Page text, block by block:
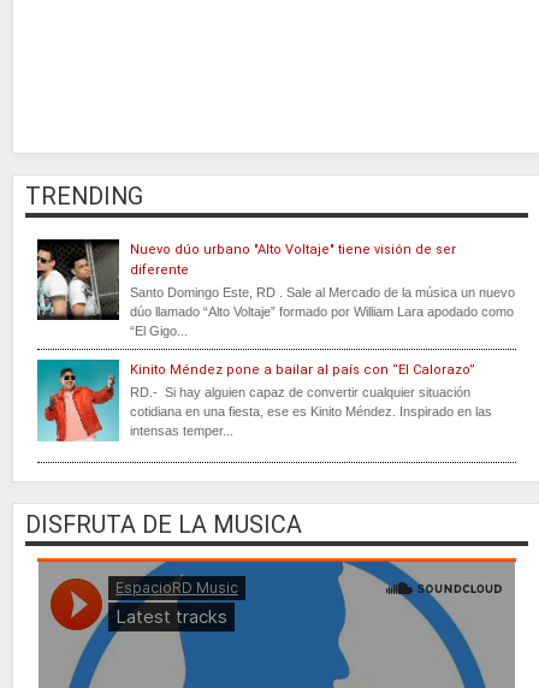
TRENDING
Nuevo dúo urbano "Alto Voltaje" tiene visión de ser
diferente
Santo Domingo Este, RD . Sale al Mercado de la música un nuevo
dúo llamado “Alto Voltaje” formado por William Lara apodado como
“El Gigo...
Kinito Méndez pone a bailar al país con “El Calorazo”
RD.- Si hay alguien capaz de convertir cualquier situación
cotidiana en una fiesta, ese es Kinito Méndez. Inspirado en las
intensas temper...
DISFRUTA DE LA MUSICA